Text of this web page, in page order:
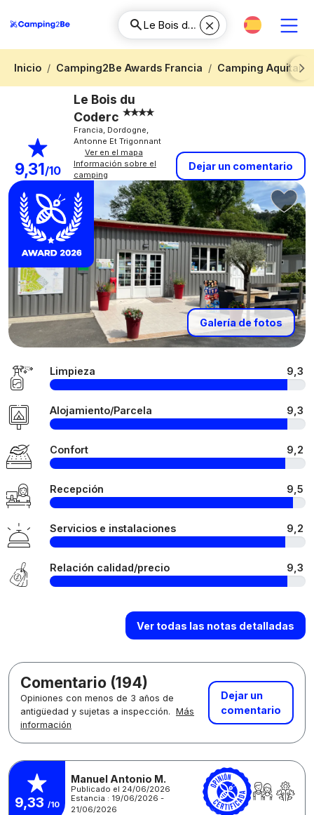
Inicio Camping2Be Awards Francia
Camping Aquitania
Next
9,31/10
Le Bois du
Coderc
Francia, Dordogne,
Antonne Et Trigonnant
Ver en el mapa
Información sobre el
camping
Dejar un comentario
Galería de fotos
Limpieza 9,3
Alojamiento/Parcela 9,3
Confort 9,2
Recepción 9,5
Servicios e instalaciones 9,2
Relación calidad/precio 9,3
Ver todas las notas detalladas
Comentario (194)
Opiniones con menos de 3 años de
antigüedad y sujetas a inspección. Más
información
Dejar un
comentario
9,33 /10
Manuel Antonio M.
Publicado el 24/06/2026
Estancia : 19/06/2026 -
21/06/2026